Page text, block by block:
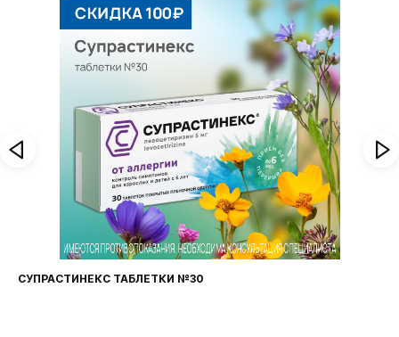
ФАРИНГОСЕПТ ТАБЛЕТКИ №20